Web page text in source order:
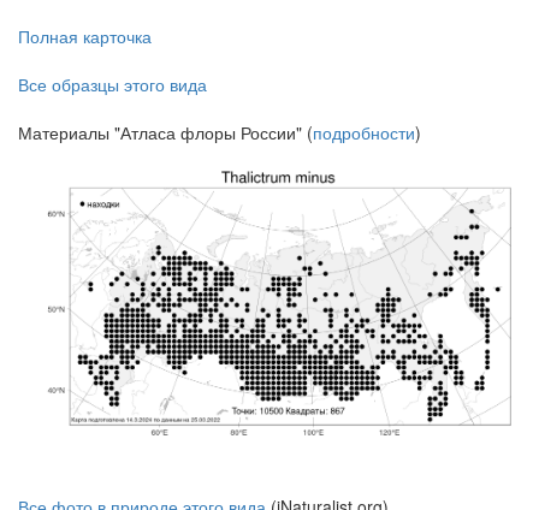
Полная карточка
Все образцы этого вида
Материалы "Атласа флоры России" (подробности)